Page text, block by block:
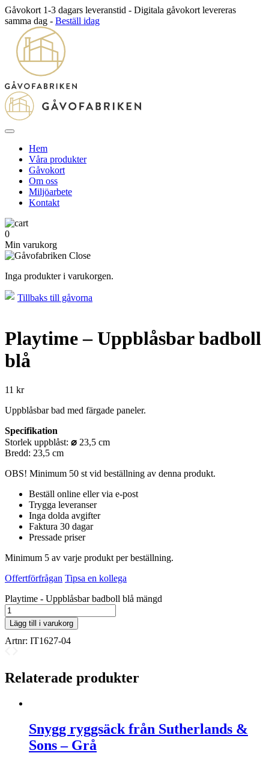
Gåvokort 1-3 dagars leveranstid - Digitala gåvokort levereras
samma dag - Beställ idag
Hem
Våra produkter
Gåvokort
Om oss
Miljöarbete
Kontakt
0
Min varukorg
Inga produkter i varukorgen.
Tillbaks till gåvorna
Playtime – Uppblåsbar badboll
blå
11 kr
Uppblåsbar bad med färgade paneler.
Specifikation
Storlek uppblåst: ⌀ 23,5 cm
Bredd: 23,5 cm
OBS! Minimum 50 st vid beställning av denna produkt.
Beställ online eller via e-post
Trygga leveranser
Inga dolda avgifter
Faktura 30 dagar
Pressade priser
Minimum 5 av varje produkt per beställning.
Offertförfrågan Tipsa en kollega
Playtime - Uppblåsbar badboll blå mängd
Lägg till i varukorg
Artnr: IT1627-04
Relaterade produkter
Snygg ryggsäck från Sutherlands &
Sons – Grå